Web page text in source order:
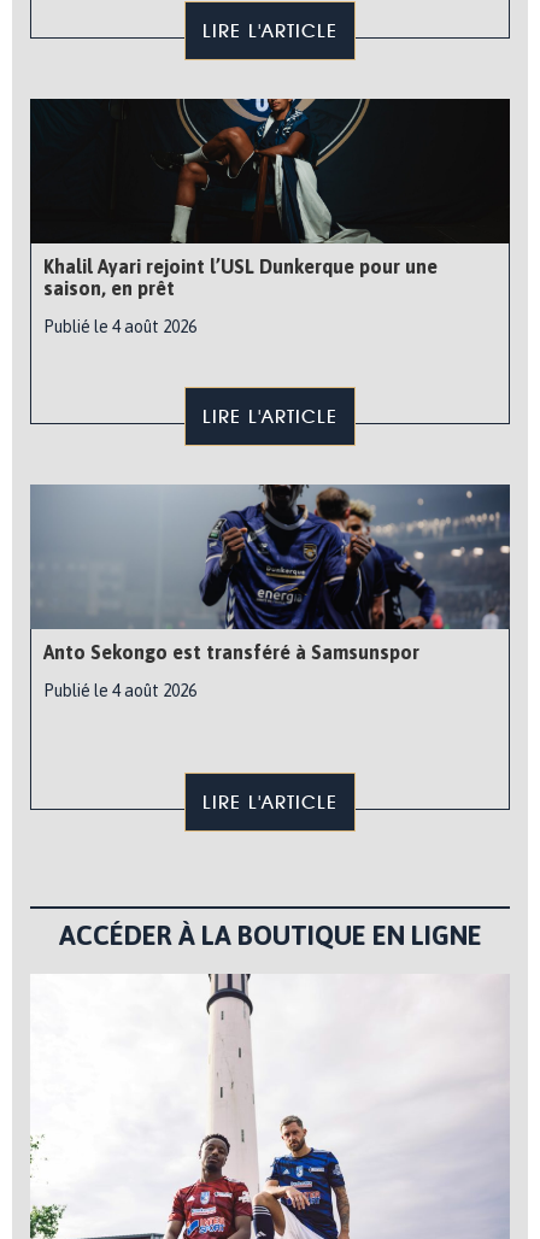
LIRE L'ARTICLE
Khalil Ayari rejoint l’USL Dunkerque pour une
saison, en prêt
Publié le 4 août 2026
LIRE L'ARTICLE
Anto Sekongo est transféré à Samsunspor
Publié le 4 août 2026
LIRE L'ARTICLE
ACCÉDER À LA BOUTIQUE EN LIGNE